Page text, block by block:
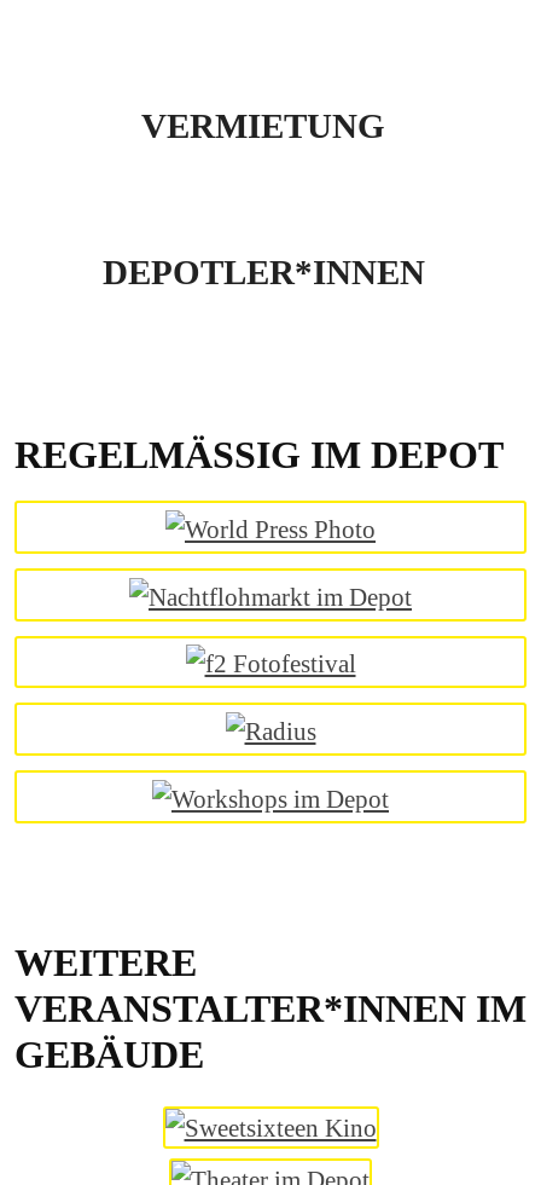
VERMIETUNG
DEPOTLER*INNEN
REGELMÄSSIG IM DEPOT
WEITERE
VERANSTALTER*INNEN IM
GEBÄUDE